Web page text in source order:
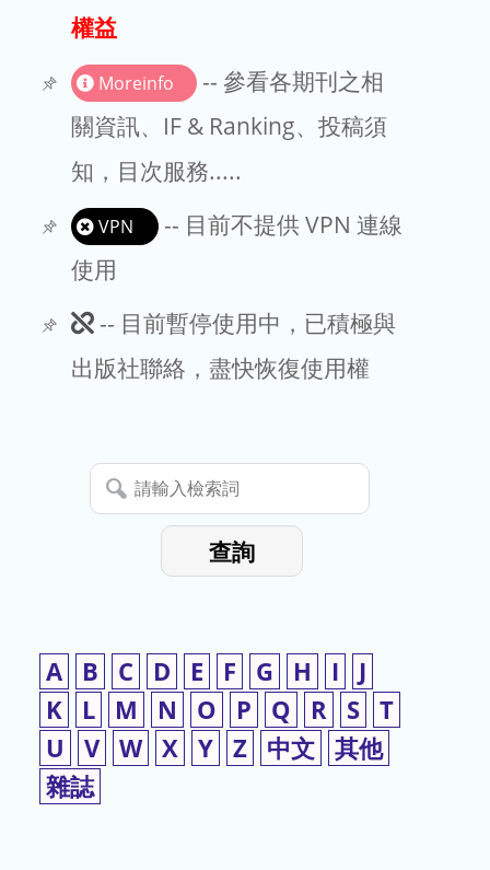
文章處理費
EndNote
權益
Moreinfo
-- 參看各期刊之相
關資訊、IF & Ranking、投稿須
知，目次服務.....
VPN
-- 目前不提供 VPN 連線
使用
此
期
暫
停
-- 目前暫停使用中，已積極與
出版社聯絡，盡快恢復使用權
請
輸
查詢
A B C D E F G H I
J
K
L M N O P Q R S T
U
V W X Y Z 中文 其他
雜誌